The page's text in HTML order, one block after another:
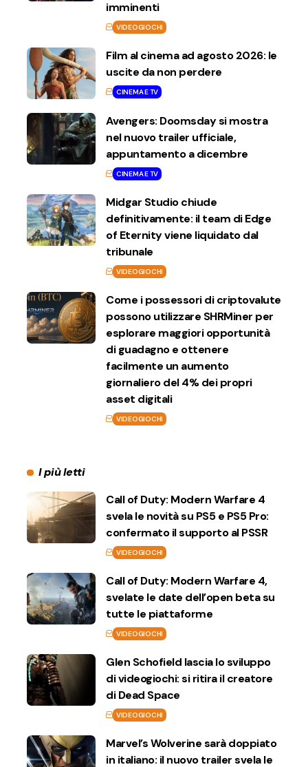
imminenti
VIDEOGIOCHI
Film al cinema ad agosto 2026: le
uscite da non perdere
CINEMA E TV
Avengers: Doomsday si mostra
nel nuovo trailer ufficiale,
appuntamento a dicembre
CINEMA E TV
Midgar Studio chiude
definitivamente: il team di Edge
of Eternity viene liquidato dal
tribunale
VIDEOGIOCHI
Come i possessori di criptovalute
possono utilizzare SHRMiner per
esplorare maggiori opportunità
di guadagno e ottenere
facilmente un aumento
giornaliero del 4% dei propri
asset digitali
VIDEOGIOCHI
I più letti
Call of Duty: Modern Warfare 4
svela le novità su PS5 e PS5 Pro:
confermato il supporto al PSSR
VIDEOGIOCHI
Call of Duty: Modern Warfare 4,
svelate le date dell’open beta su
tutte le piattaforme
VIDEOGIOCHI
Glen Schofield lascia lo sviluppo
di videogiochi: si ritira il creatore
di Dead Space
VIDEOGIOCHI
Marvel’s Wolverine sarà doppiato
in italiano: il nuovo trailer svela le